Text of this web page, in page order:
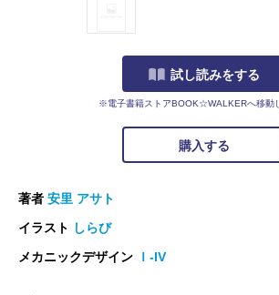
試し読みをする
※電子書籍ストアBOOK☆WALKERへ移動
購入する
著者 安里 アサト
イラスト しらび
メカニックデザイン
Ｉ-IV